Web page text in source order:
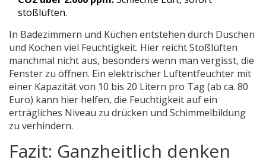
stoßlüften.
In Badezimmern und Küchen entstehen durch Duschen
und Kochen viel Feuchtigkeit. Hier reicht Stoßlüften
manchmal nicht aus, besonders wenn man vergisst, die
Fenster zu öffnen. Ein elektrischer Luftentfeuchter mit
einer Kapazität von 10 bis 20 Litern pro Tag (ab ca. 80
Euro) kann hier helfen, die Feuchtigkeit auf ein
erträgliches Niveau zu drücken und Schimmelbildung
zu verhindern.
Fazit: Ganzheitlich denken